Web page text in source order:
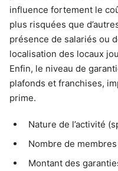
influence fortement le
plus risquées que
présence de salariés ou
localisation des locaux
Enfin, le niveau de
plafonds et franchises,
prime.
Nature de l’activité
Nombre de
Montant des